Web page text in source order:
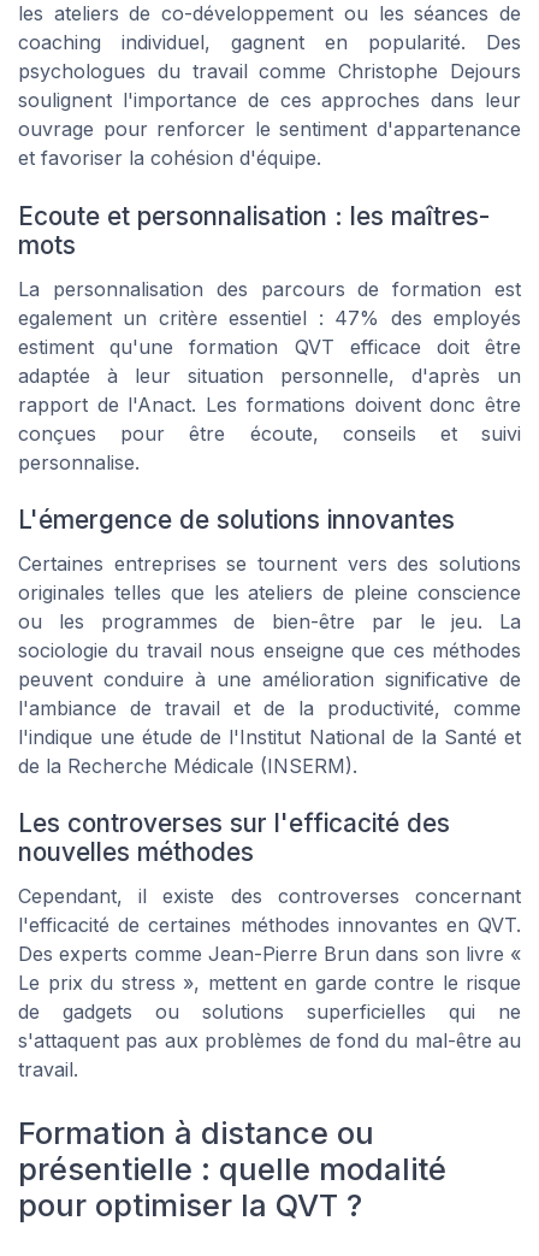
les ateliers de co-développement ou les séances de
coaching individuel, gagnent en popularité. Des
psychologues du travail comme Christophe Dejours
soulignent l'importance de ces approches dans leur
ouvrage pour renforcer le sentiment d'appartenance
et favoriser la cohésion d'équipe.
Ecoute et personnalisation : les maîtres-
mots
La personnalisation des parcours de formation est
egalement un critère essentiel : 47% des employés
estiment qu'une formation QVT efficace doit être
adaptée à leur situation personnelle, d'après un
rapport de l'Anact. Les formations doivent donc être
conçues pour être écoute, conseils et suivi
personnalise.
L'émergence de solutions innovantes
Certaines entreprises se tournent vers des solutions
originales telles que les ateliers de pleine conscience
ou les programmes de bien-être par le jeu. La
sociologie du travail nous enseigne que ces méthodes
peuvent conduire à une amélioration significative de
l'ambiance de travail et de la productivité, comme
l'indique une étude de l'Institut National de la Santé et
de la Recherche Médicale (INSERM).
Les controverses sur l'efficacité des
nouvelles méthodes
Cependant, il existe des controverses concernant
l'efficacité de certaines méthodes innovantes en QVT.
Des experts comme Jean-Pierre Brun dans son livre «
Le prix du stress », mettent en garde contre le risque
de gadgets ou solutions superficielles qui ne
s'attaquent pas aux problèmes de fond du mal-être au
travail.
Formation à distance ou
présentielle : quelle modalité
pour optimiser la QVT ?